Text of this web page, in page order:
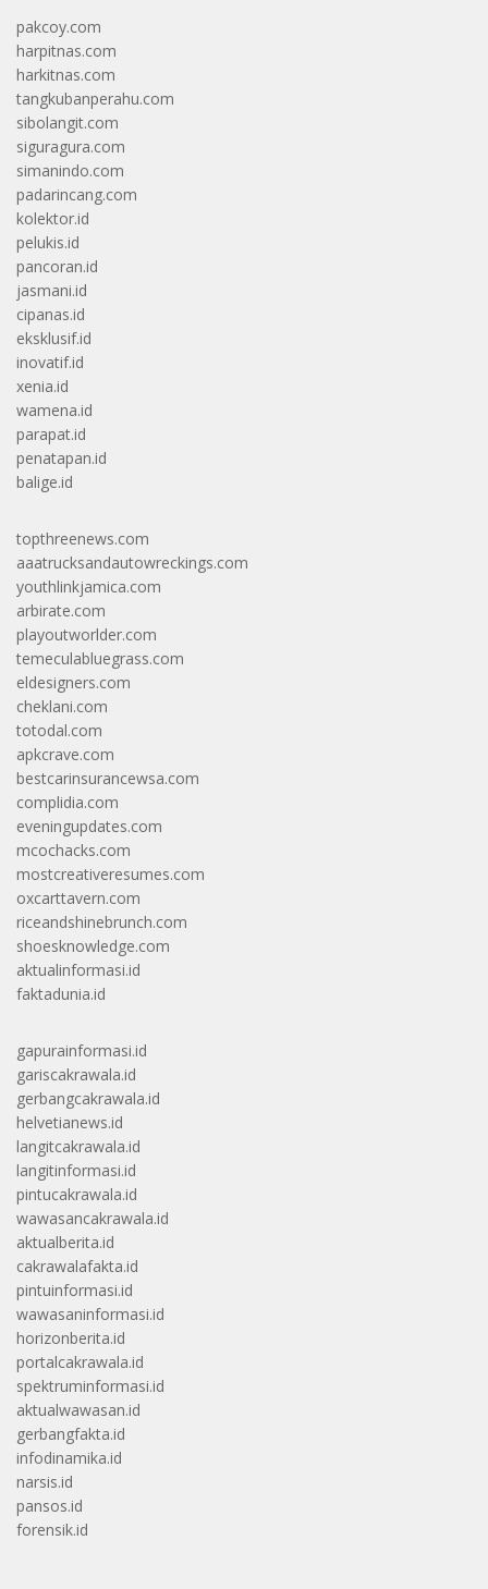
pakcoy.com
harpitnas.com
harkitnas.com
tangkubanperahu.com
sibolangit.com
siguragura.com
simanindo.com
padarincang.com
kolektor.id
pelukis.id
pancoran.id
jasmani.id
cipanas.id
eksklusif.id
inovatif.id
xenia.id
wamena.id
parapat.id
penatapan.id
balige.id
topthreenews.com
aaatrucksandautowreckings.com
youthlinkjamica.com
arbirate.com
playoutworlder.com
temeculabluegrass.com
eldesigners.com
cheklani.com
totodal.com
apkcrave.com
bestcarinsurancewsa.com
complidia.com
eveningupdates.com
mcochacks.com
mostcreativeresumes.com
oxcarttavern.com
riceandshinebrunch.com
shoesknowledge.com
aktualinformasi.id
faktadunia.id
gapurainformasi.id
gariscakrawala.id
gerbangcakrawala.id
helvetianews.id
langitcakrawala.id
langitinformasi.id
pintucakrawala.id
wawasancakrawala.id
aktualberita.id
cakrawalafakta.id
pintuinformasi.id
wawasaninformasi.id
horizonberita.id
portalcakrawala.id
spektruminformasi.id
aktualwawasan.id
gerbangfakta.id
infodinamika.id
narsis.id
pansos.id
forensik.id